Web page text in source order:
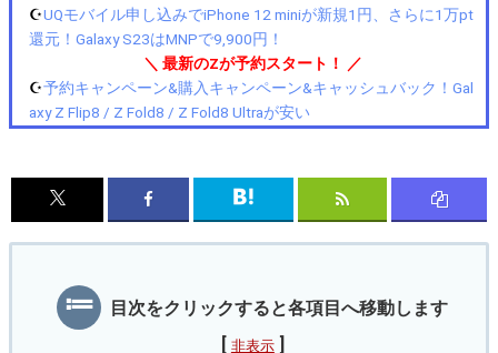
☪️UQモバイル申し込みでiPhone 12 miniが新規1円、さらに1万pt
還元！Galaxy S23はMNPで9,900円！
＼ 最新のZが予約スタート！ ／
☪️予約キャンペーン&購入キャンペーン&キャッシュバック！Gal
axy Z Flip8 / Z Fold8 / Z Fold8 Ultraが安い
目次をクリックすると各項目へ移動します
非表示